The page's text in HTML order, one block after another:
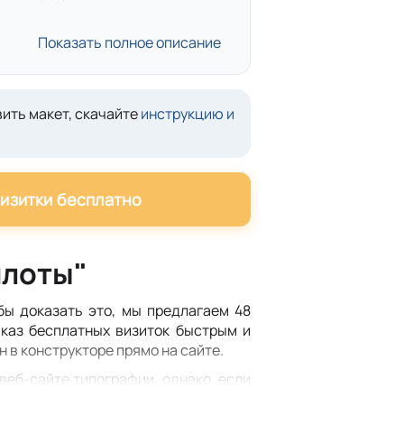
Показать полное описание
макет, скачайтеинструкцию и
бесплатно
доказать это, мы предлагаем 48
бесплатных визиток быстрым и
конструкторе прямо на сайте.
сайте типографии, однако, если
Вы можете заказать